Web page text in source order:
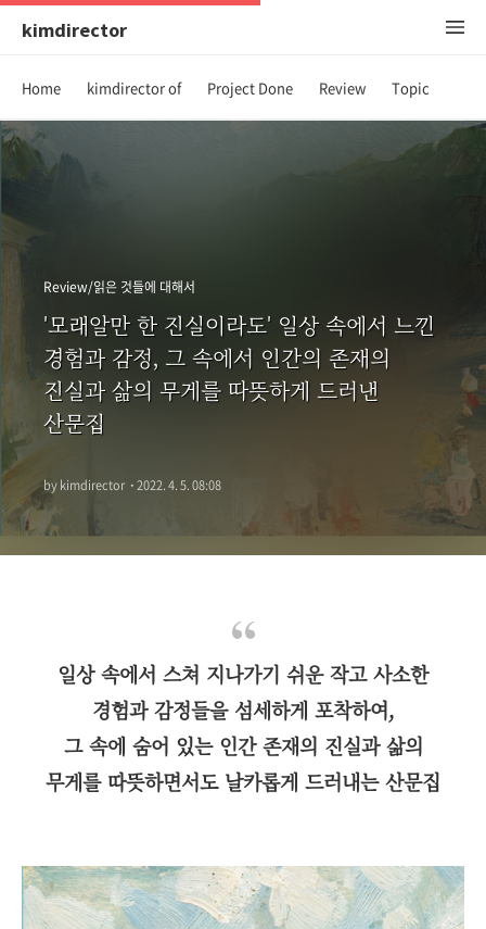
kimdirector
Home kimdirector of Project Done Review Topic
Review/읽은 것들에 대해서
'모래알만 한 진실이라도' 일상 속에서 느낀
경험과 감정, 그 속에서 인간의 존재의
진실과 삶의 무게를 따뜻하게 드러낸
산문집
by kimdirector ·2022. 4. 5. 08:08
일상 속에서 스쳐 지나가기 쉬운 작고 사소한
경험과 감정들을 섬세하게 포착하여,
그 속에 숨어 있는 인간 존재의 진실과 삶의
무게를 따뜻하면서도 날카롭게 드러내는 산문집